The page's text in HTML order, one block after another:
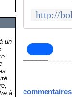
un
à
commentaires